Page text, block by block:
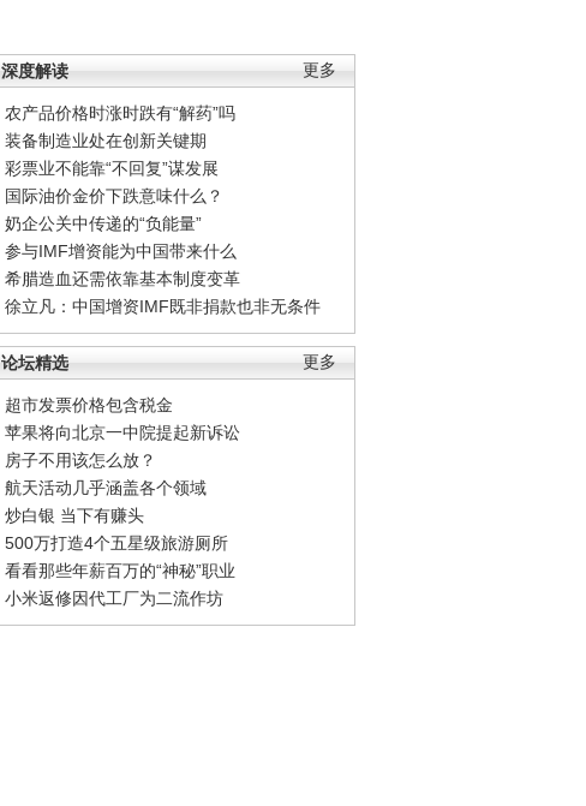
更多
深度解读
农产品价格时涨时跌有“解药”吗
装备制造业处在创新关键期
彩票业不能靠“不回复”谋发展
国际油价金价下跌意味什么？
奶企公关中传递的“负能量”
参与IMF增资能为中国带来什么
希腊造血还需依靠基本制度变革
徐立凡：中国增资IMF既非捐款也非无条件
更多
论坛精选
超市发票价格包含税金
苹果将向北京一中院提起新诉讼
房子不用该怎么放？
航天活动几乎涵盖各个领域
炒白银 当下有赚头
500万打造4个五星级旅游厕所
看看那些年薪百万的“神秘”职业
小米返修因代工厂为二流作坊